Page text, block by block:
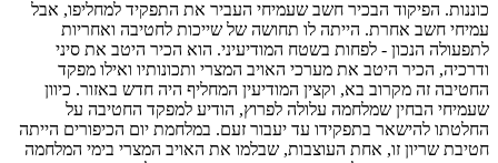
כוננות. הפיקוד הבכיר חשב שעמיחי העביר את התפקיד למחליפו, אבל
עמיחי חשב אחרת. הייתה לו תחושה של שייכות לחטיבה ואחריות
לתפעולה הנכון - לפחות בשטח המודיעיני. הוא הכיר היטב את סיני
ודרכיה, הכיר היטב את מערכי האויב המצרי ותכונותיו ואילו מפקד
החטיבה זה מקרוב בא, וקצין המודיעין המחליף היה חדש באזור. כיוון
שעמיחי הבחין שמלחמה עלולה לפרוץ, הודיע למפקד החטיבה על
החלטתו להישאר בתפקידו עד יעבור זעם. במלחמת יום הכיפורים הייתה
חטיבת שריון זו, אחת העוצבות, שבלמו את האויב המצרי בימי המלחמה